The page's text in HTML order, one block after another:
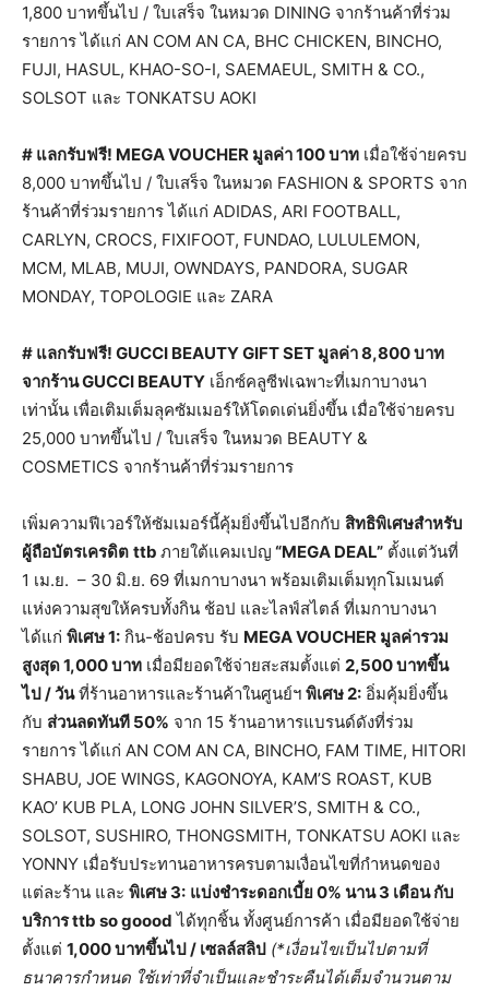
1,800 บาทขึ้นไป / ใบเสร็จ ในหมวด DINING จากร้านค้าที่ร่วม
รายการ ได้แก่ AN COM AN CA, BHC CHICKEN, BINCHO,
FUJI, HASUL, KHAO-SO-I, SAEMAEUL, SMITH & CO.,
SOLSOT และ TONKATSU AOKI
# แลกรับฟรี! MEGA VOUCHER มูลค่า 100 บาท เมื่อใช้จ่ายครบ
8,000 บาทขึ้นไป / ใบเสร็จ ในหมวด FASHION & SPORTS จาก
ร้านค้าที่ร่วมรายการ ได้แก่ ADIDAS, ARI FOOTBALL,
CARLYN, CROCS, FIXIFOOT, FUNDAO, LULULEMON,
MCM, MLAB, MUJI, OWNDAYS, PANDORA, SUGAR
MONDAY, TOPOLOGIE และ ZARA
# แลกรับฟรี! GUCCI BEAUTY GIFT SET มูลค่า 8,800 บาท
จากร้าน GUCCI BEAUTY เอ็กซ์คลูซีฟเฉพาะที่เมกาบางนา
เท่านั้น เพื่อเติมเต็มลุคซัมเมอร์ให้โดดเด่นยิ่งขึ้น เมื่อใช้จ่ายครบ
25,000 บาทขึ้นไป / ใบเสร็จ ในหมวด BEAUTY &
COSMETICS จากร้านค้าที่ร่วมรายการ
เพิ่มความฟีเวอร์ให้ซัมเมอร์นี้คุ้มยิ่งขึ้นไปอีกกับ สิทธิพิเศษสำหรับ
ผู้ถือบัตรเครดิต ttb ภายใต้แคมเปญ “MEGA DEAL” ตั้งแต่วันที่
1 เม.ย. – 30 มิ.ย. 69 ที่เมกาบางนา พร้อมเติมเต็มทุกโมเมนต์
แห่งความสุขให้ครบทั้งกิน ช้อป และไลฟ์สไตล์ ที่เมกาบางนา
ได้แก่ พิเศษ1: กิน-ช้อปครบ รับ MEGA VOUCHER มูลค่ารวม
สูงสุด 1,000 บาท เมื่อมียอดใช้จ่ายสะสมตั้งแต่ 2,500 บาทขึ้น
ไป / วันที่ร้านอาหารและร้านค้าในศูนย์ฯ พิเศษ2: อิ่มคุ้มยิ่งขึ้น
กับ ส่วนลดทันที 50% จาก 15 ร้านอาหารแบรนด์ดังที่ร่วม
รายการ ได้แก่ AN COM AN CA, BINCHO, FAM TIME, HITORI
SHABU, JOE WINGS, KAGONOYA, KAM’S ROAST, KUB
KAO’ KUB PLA, LONG JOHN SILVER’S, SMITH & CO.,
SOLSOT, SUSHIRO, THONGSMITH, TONKATSU AOKI และ
YONNY เมื่อรับประทานอาหารครบตามเงื่อนไขที่กำหนดของ
แต่ละร้าน และ พิเศษ 3: แบ่งชำระดอกเบี้ย 0% นาน 3 เดือน กับ
บริการ ttb so goood ได้ทุกชิ้น ทั้งศูนย์การค้า เมื่อมียอดใช้จ่าย
ตั้งแต่ 1,000 บาทขึ้นไป / เซลล์สลิป (*เงื่อนไขเป็นไปตามที่
ธนาคารกำหนด ใช้เท่าที่จำเป็นและชำระคืนได้เต็มจำนวนตาม